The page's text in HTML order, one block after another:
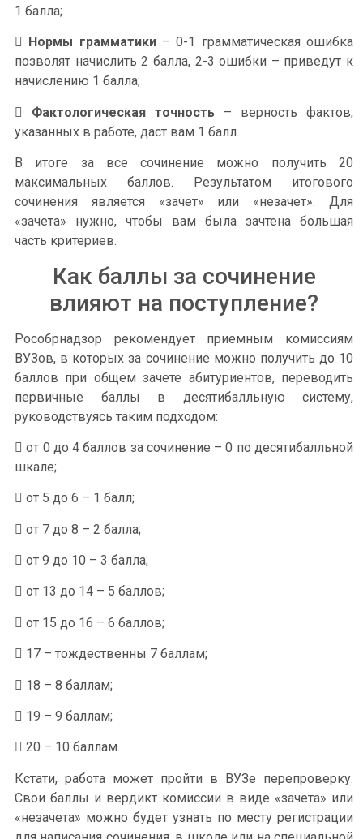
1 балла;
 Нормы грамматики– 0-1 грамматическая ошибка
позволят начислить 2 балла, 2-3 ошибки – приведут к
начислению 1 балла;
 Фактологическая точность – верность фактов,
указанных в работе, даст вам 1 балл.
В итоге за все сочинение можно получить 20
максимальных баллов. Результатом итогового
сочинения является «зачет» или «незачет». Для
«зачета» нужно, чтобы вам была зачтена большая
часть критериев.
Как баллы за сочинение
влияют на поступление?
Рособрнадзор рекомендует приемным комиссиям
ВУЗов, в которых за сочинение можно получить до 10
баллов при общем зачете абитуриентов, переводить
первичные баллы в десятибалльную систему,
руководствуясь таким подходом:
 от 0 до 4 баллов за сочинение – 0 по десятибалльной
шкале;
 от 5 до 6 – 1 балл;
 от 7 до 8 – 2 балла;
 от 9 до 10 – 3 балла;
 от 13 до 14 – 5 баллов;
 от 15 до 16 – 6 баллов;
 17 – тождественны 7 баллам;
 18 – 8 баллам;
 19 – 9 баллам;
 20 – 10 баллам.
Кстати, работа может пройти в ВУЗе перепроверку.
Свои баллы и вердикт комиссии в виде «зачета» или
«незачета» можно будет узнать по месту регистрации